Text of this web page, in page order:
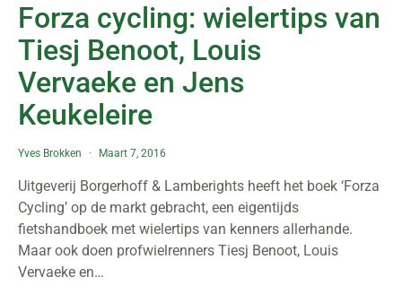
Forza cycling: wielertips van
Tiesj Benoot, Louis
Vervaeke en Jens
Keukeleire
Yves Brokken Maart 7, 2016
Uitgeverij Borgerhoff & Lamberights heeft het boek ‘Forza
Cycling’ op de markt gebracht, een eigentijds
fietshandboek met wielertips van kenners allerhande.
Maar ook doen profwielrenners Tiesj Benoot, Louis
Vervaeke en…